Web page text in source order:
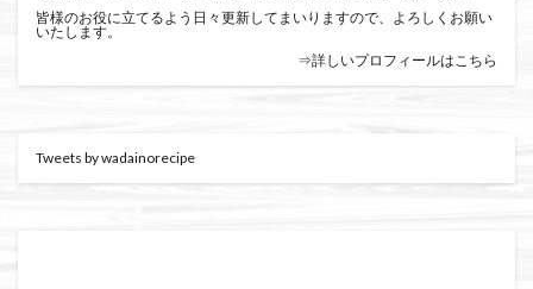
皆様のお役に立てるよう日々更新してまいりますので、よろしくお願い
いたします。
⇒詳しいプロフィールはこちら
Tweets by wadainorecipe